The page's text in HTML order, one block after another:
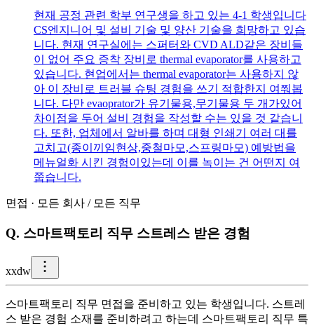
현재 공정 관련 학부 연구생을 하고 있는 4-1 학생입니다
CS엔지니어 및 설비 기술 및 양산 기술을 희망하고 있습
니다. 현재 연구실에는 스퍼터와 CVD ALD같은 장비들
이 없어 주요 증착 장비로 thermal evaporator를 사용하고
있습니다. 현업에서는 thermal evaporator는 사용하지 않
아 이 장비로 트러블 슈팅 경험을 쓰기 적합한지 여쭤봅
니다. 다만 evaoprator가 유기물용,무기물용 두 개가있어
차이점을 두어 설비 경험을 작성할 수는 있을 것 같습니
다. 또한, 업체에서 알바를 하며 대형 인쇄기 여러 대를
고치고(종이끼임현상,중철마모,스프링마모) 예방법을
메뉴얼화 시킨 경험이있는데 이를 녹이는 건 어떤지 여
쭙습니다.
면접 · 모든 회사 / 모든 직무
Q. 스마트팩토리 직무 스트레스 받은 경험
xxdw
스마트팩토리 직무 면접을 준비하고 있는 학생입니다. 스트레
스 받은 경험 소재를 준비하려고 하는데 스마트팩토리 직무 특